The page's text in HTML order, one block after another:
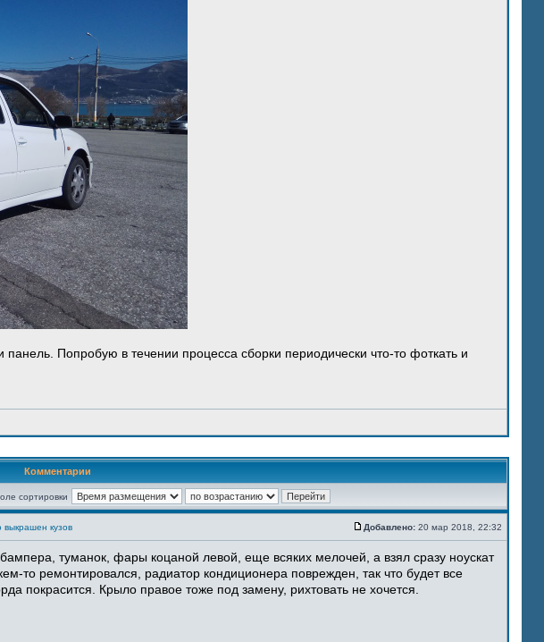
Попробую в течении процесса сборки периодически что-то фоткать и
Комментарии
сортировки
выкрашен кузов Добавлено: 20 мар 2018, 22:32
туманок, фары коцаной левой, еще всяких мелочей, а взял сразу ноускат
то ремонтировался, радиатор кондиционера поврежден, так что будет все
покрасится. Крыло правое тоже под замену, рихтовать не хочется.